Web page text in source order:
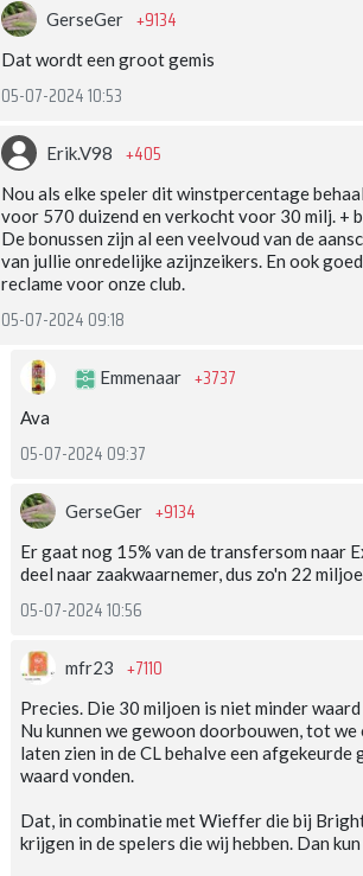
GerseGer +9134
Dat wordt een groot gemis
05-07-2024 10:53
Erik.V98 +405
Nou als elke speler dit winstpercentage
voor 570 duizend en verkocht voor 30 milj. +
De bonussen zijn al een veelvoud van de
van jullie onredelijke azijnzeikers. En ook
reclame voor onze club.
05-07-2024 09:18
Emmenaar +3737
Ava
05-07-2024 09:37
GerseGer +9134
Er gaat nog 15% van de transfersom naar
deel naar zaakwaarnemer, dus zo'n 22
05-07-2024 10:56
mfr23 +7110
Precies. Die 30 miljoen is niet minder
Nu kunnen we gewoon doorbouwen, tot
laten zien in de CL behalve een
waard vonden.
Dat, in combinatie met Wieffer die bij
krijgen in de spelers die wij hebben. Dan